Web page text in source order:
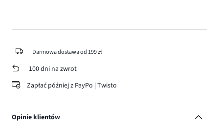
Darmowa dostawa od 199 zł
100 dni na zwrot
Zapłać później z PayPo | Twisto
Opinie klientów